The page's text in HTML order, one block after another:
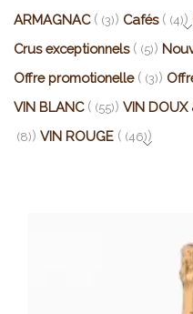
ARMAGNAC (3) Cafés (4)
Crus exceptionnels (5)
Offre promotionelle (3)
VIN BLANC (55) VIN DOUX
(8) VIN ROUGE (46)